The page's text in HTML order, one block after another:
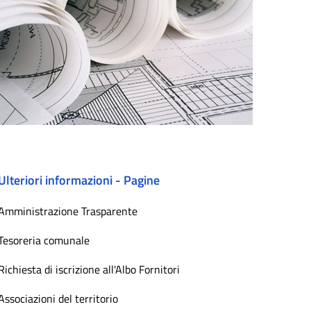
informazioni - Pagine
Trasparente
comunale
di iscrizione all'Albo Fornitori
del territorio